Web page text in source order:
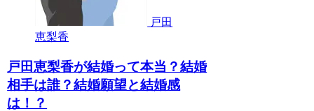
戸田
恵梨香
戸田恵梨香が結婚って本当？結婚
相手は誰？結婚願望と結婚感
は！？